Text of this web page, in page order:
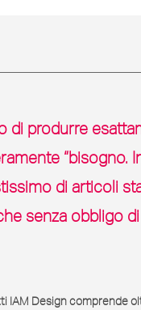
di produrre
“bisogno.
di articoli
senza obbligo
IAM Design comprende